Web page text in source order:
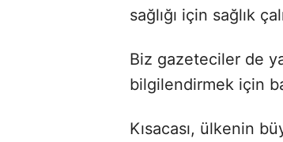
sağlığı için sağlık
Biz gazeteciler de
bilgilendirmek için
Kısacası, ülkenin